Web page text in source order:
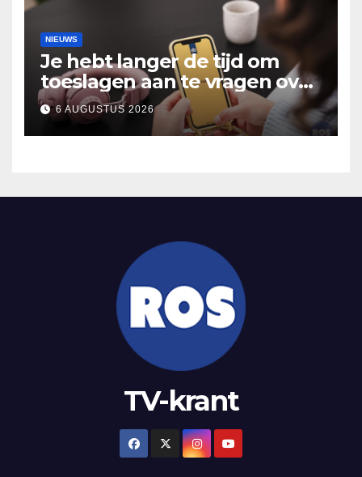
NIEUWS
Je hebt langer de tijd om
toeslagen aan te vragen over
2025
6 AUGUSTUS 2026
TV-krant